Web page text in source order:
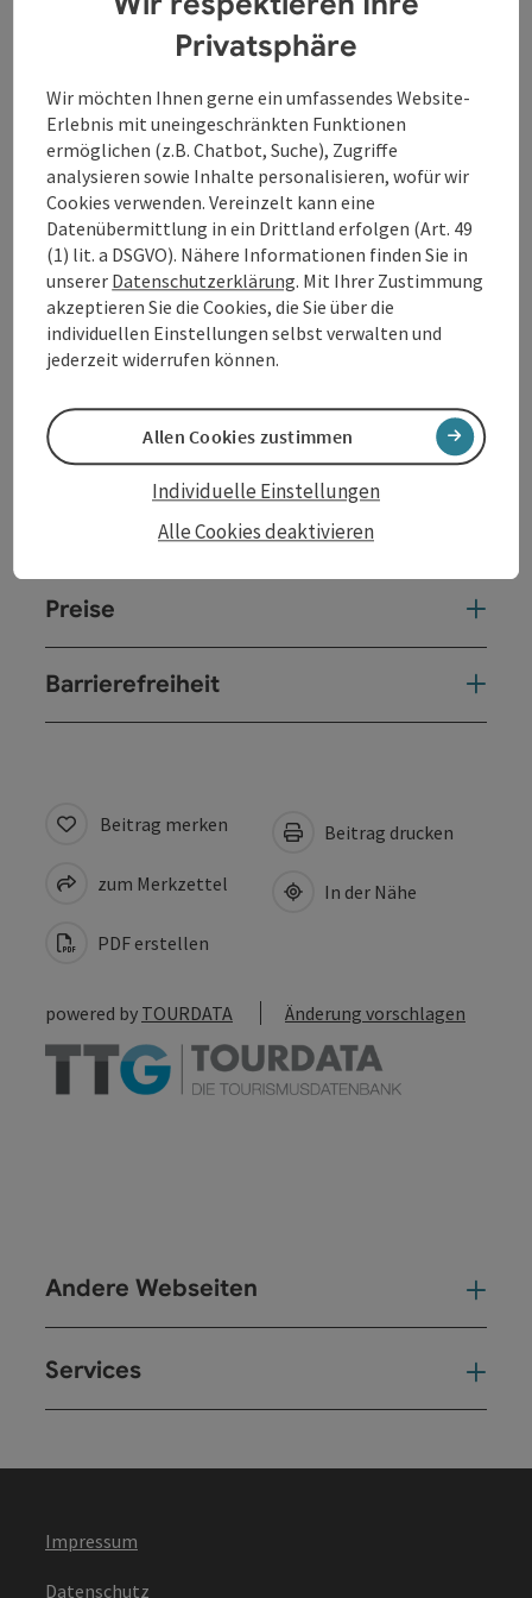
getragen haben und die Mode, die zu ihrer Zeit
Für alle, die sich für Mode, Geschichte und Handwerk
interessieren. In unserem Schuhpflegeseminar "Was
sie schon immer über Schuhe wissen wollten" erleben
Sie Geschichte über das Handwerk und gemeinsam
bringen wir ihre mitgebrachten Schuhe mit
Insiderpflegetipps auf Hochglanz.
Kontakt
Veranstaltungsort
Anreise/Lage
Preise
Barrierefreiheit
Beitrag merken
zum Merkzettel
PDF erstellen
Beitrag drucken
In der Nähe
powered by TOURDATA Änderung vorschlagen
Andere Webseiten
Services
Impressum
Datenschutz
Privatsphäre
Wir möchten Ihnen gerne ein umfassendes Website-
Erlebnis mit uneingeschränkten Funktionen
ermöglichen (z.B. Chatbot, Suche), Zugriffe
analysieren sowie Inhalte personalisieren, wofür wir
Cookies verwenden. Vereinzelt kann eine
Datenübermittlung in ein Drittland erfolgen (Art. 49
(1) lit. a DSGVO). Nähere Informationen finden Sie in
unserer Datenschutzerklärung. Mit Ihrer Zustimmung
akzeptieren Sie die Cookies, die Sie über die
individuellen Einstellungen selbst verwalten und
jederzeit widerrufen können.
Alle Cookies deaktivieren
Individuelle Einstellungen
Allen Cookies zustimmen